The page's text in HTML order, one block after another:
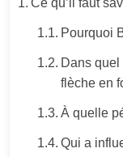
Ce qu’il faut
Pourquoi
Dans
flèche en
À quelle
Qui a